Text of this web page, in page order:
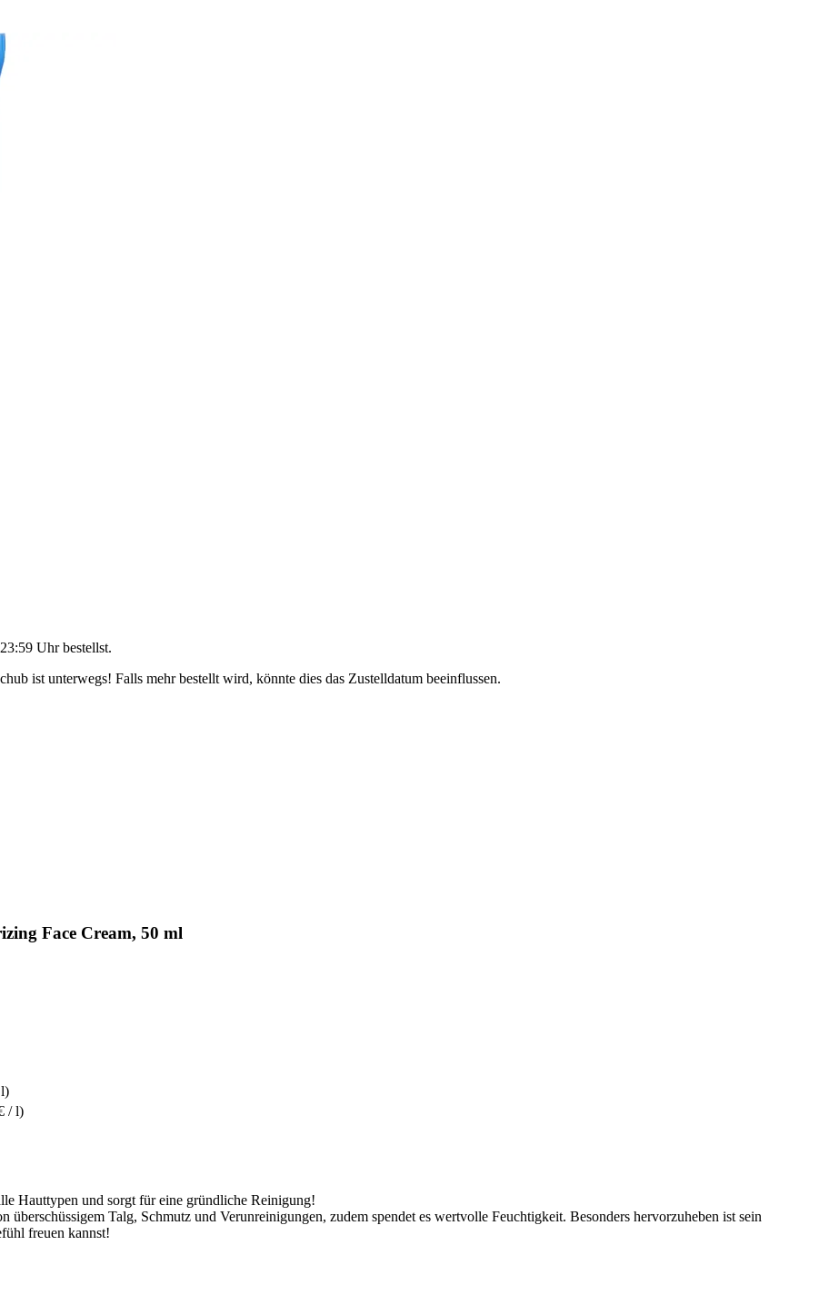
Uhrbestellst.
ist unterwegs! Falls mehr bestellt wird, könnte dies das Zustelldatum beeinflussen.
Face Cream, 50 ml
/ l)
Hauttypen und sorgt für eine gründliche Reinigung!
Talg, Schmutz und Verunreinigungen, zudem spendet es wertvolle Feuchtigkeit. Besonders hervorzuheben ist sein
freuen kannst!